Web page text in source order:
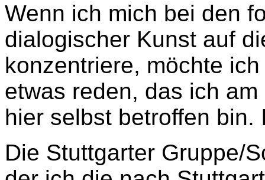
Wenn ich mich bei den
dialogischer Kunst auf
konzentriere, möchte
etwas reden, das ich
hier selbst betroffen
Die Stuttgarter Gruppe/